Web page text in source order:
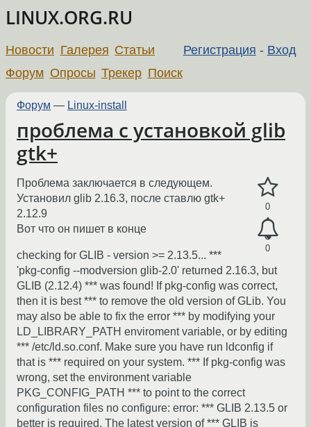
LINUX.ORG.RU
Регистрация - Вход
Новости Галерея Статьи
Форум Опросы Трекер Поиск
Форум — Linux-install
проблема с установкой glib
gtk+
0
0
Проблема заключается в следующем.
Установил glib 2.16.3, после ставлю gtk+
2.12.9
Вот что он пишет в конце
checking for GLIB - version >= 2.13.5... ***
'pkg-config --modversion glib-2.0' returned 2.16.3, but
GLIB (2.12.4) *** was found! If pkg-config was correct,
then it is best *** to remove the old version of GLib. You
may also be able to fix the error *** by modifying your
LD_LIBRARY_PATH enviroment variable, or by editing
*** /etc/ld.so.conf. Make sure you have run ldconfig if
that is *** required on your system. *** If pkg-config was
wrong, set the environment variable
PKG_CONFIG_PATH *** to point to the correct
configuration files no configure: error: *** GLIB 2.13.5 or
better is required. The latest version of *** GLIB is